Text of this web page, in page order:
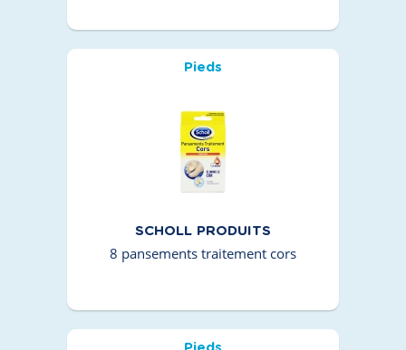
Pieds
SCHOLL PRODUITS
8 pansements traitement cors